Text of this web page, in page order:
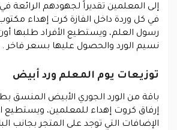
إلى المعلمين تقديراً لجهودهم الرائعة في
في كل وردة داخل الفازة كرت إهداء
رسول العلم، ويستطيع الأفراد طلبها
نسيم الورد والحصول عليها بسعر فاخر .
توزيعات يوم المعلم ورد أبيض
باقة من الورد الجوري الأبيض المنسق
إرفاق كروت إهداء للمعلمين، ويستطيع
الإضافات التي توجد على المتجر بجانب